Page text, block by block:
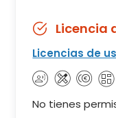
Licencia
Licencias de
No tienes